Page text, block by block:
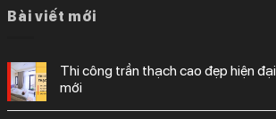
Bài viết mới
thi công trần thạch cao đẹp hiện đại 2025 – kiến trúc
mới